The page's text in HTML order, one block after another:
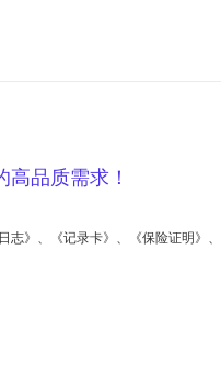
品质需求！
志》、《记录卡》、《保险证明》